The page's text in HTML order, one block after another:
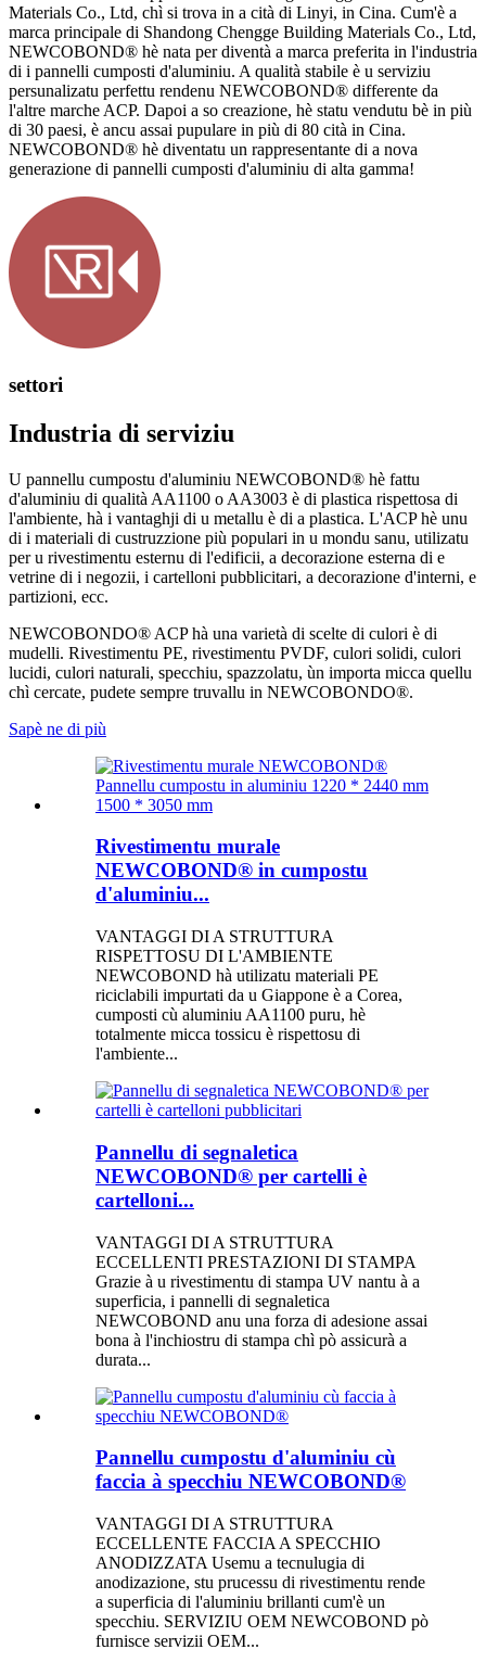
Materials Co., Ltd, chì si trova in a cità di Linyi, in Cina. Cum'è a
marca principale di Shandong Chengge Building Materials Co., Ltd,
NEWCOBOND® hè nata per diventà a marca preferita in l'industria
di i pannelli cumposti d'aluminiu. A qualità stabile è u serviziu
persunalizatu perfettu rendenu NEWCOBOND® differente da
l'altre marche ACP. Dapoi a so creazione, hè statu vendutu bè in più
di 30 paesi, è ancu assai pupulare in più di 80 cità in Cina.
NEWCOBOND® hè diventatu un rappresentante di a nova
generazione di pannelli cumposti d'aluminiu di alta gamma!
settori
Industria di serviziu
U pannellu cumpostu d'aluminiu NEWCOBOND® hè fattu
d'aluminiu di qualità AA1100 o AA3003 è di plastica rispettosa di
l'ambiente, hà i vantaghji di u metallu è di a plastica. L'ACP hè unu
di i materiali di custruzzione più populari in u mondu sanu, utilizatu
per u rivestimentu esternu di l'edificii, a decorazione esterna di e
vetrine di i negozii, i cartelloni pubblicitari, a decorazione d'interni, e
partizioni, ecc.
NEWCOBONDO® ACP ​​hà una varietà di scelte di culori è di
mudelli. Rivestimentu PE, rivestimentu PVDF, culori solidi, culori
lucidi, culori naturali, specchiu, spazzolatu, ùn importa micca quellu
chì cercate, pudete sempre truvallu in NEWCOBONDO®.
Sapè ne di più
Rivestimentu murale
NEWCOBOND® in cumpostu
d'aluminiu...
VANTAGGI DI A STRUTTURA
RISPETTOSU DI L'AMBIENTE
NEWCOBOND hà utilizatu materiali PE
riciclabili impurtati da u Giappone è a Corea,
cumposti cù aluminiu AA1100 puru, hè
totalmente micca tossicu è rispettosu di
l'ambiente...
Pannellu di segnaletica
NEWCOBOND® per cartelli è
cartelloni...
VANTAGGI DI A STRUTTURA
ECCELLENTI PRESTAZIONI DI STAMPA
Grazie à u rivestimentu di stampa UV nantu à a
superficia, i pannelli di segnaletica
NEWCOBOND anu una forza di adesione assai
bona à l'inchiostru di stampa chì pò assicurà a
durata...
Pannellu cumpostu d'aluminiu cù
faccia à specchiu NEWCOBOND®
VANTAGGI DI A STRUTTURA
ECCELLENTE FACCIA A SPECCHIO
ANODIZZATA Usemu a tecnulugia di
anodizazione, stu prucessu di rivestimentu rende
a superficia di l'aluminiu brillanti cum'è un
specchiu. SERVIZIU OEM NEWCOBOND pò
furnisce servizii OEM...